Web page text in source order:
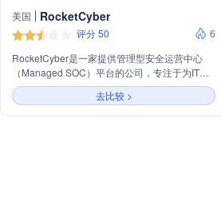
美国 RocketCyber
评分 50
6
RocketCyber是一家提供管理型安全运营中心
（Managed SOC）平台的公司，专注于为IT服
务提供商提供先进的威胁保护服务。公司通过其
XDR平台实现多租户云架构，整合威胁情报，并
能够轻松集成现有的安全堆栈，提供全天候的威
去比较 >